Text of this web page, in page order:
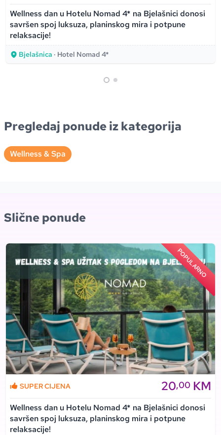
Wellness dan u Hotelu Nomad 4* na Bjelašnici donosi
savršen spoj luksuza, planinskog mira i potpune
relaksacije!
Bjelašnica · Hotel Nomad 4*
Pregledaj ponude iz kategorija
Wellness & Spa
Slične ponude
POPULARNO
SUPER CIJENA 20,00 KM
Wellness dan u Hotelu Nomad 4* na Bjelašnici donosi
savršen spoj luksuza, planinskog mira i potpune
relaksacije!